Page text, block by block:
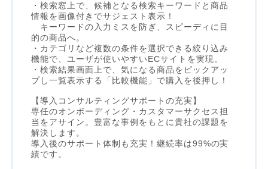
・検索窓上で、候補となる検索キーワードと商品
情報を画像付きでサジェスト表示！
キーワードの入力ミスを防ぎ、スピーディに目
的の商品へ。
・カテゴリなど複数の条件を選択できる絞り込み
機能で、ユーザが使いやすいECサイトを実現。
・検索結果画面上で、気になる商品をピックアッ
プし一覧表示する「比較機能」で購入を後押し！
【導入コンサルティングサポートの充実】
専任のオンボーディング・カスタマーサクセス担
当をアサイン。豊富な事例をもとに貴社の課題を
解決します。
導入後のサポート体制も充実！継続率は99%の実
績です。